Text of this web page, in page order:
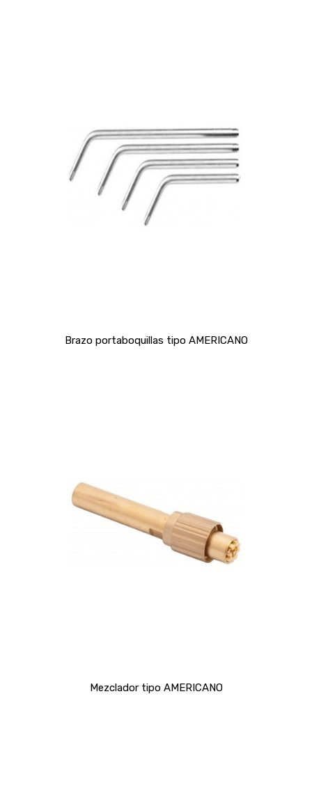
Brazo portaboquillas tipo AMERICANO
Mezclador tipo AMERICANO